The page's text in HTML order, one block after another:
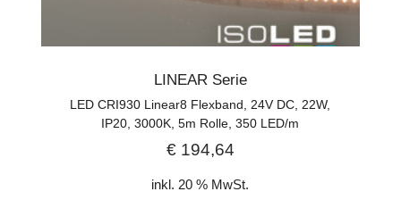
LINEAR Serie
LED CRI930 Linear8 Flexband, 24V DC, 22W,
IP20, 3000K, 5m Rolle, 350 LED/m
€194,64
inkl. 20 % MwSt.